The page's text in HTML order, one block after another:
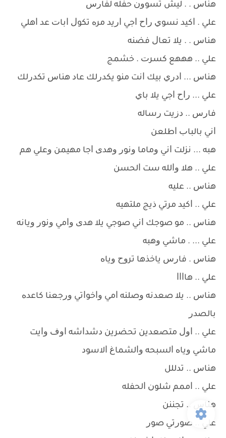
ﻫﻨﺎﺱ . . ﻟﻴﺶ ﺗﺴﻮﻭﻥ ﺣﻔﻠﻪ ﻟﻔﺎﺭﺱ
ﻋﻠﻲ . ﺍﻛﻴﺪ ﻧﺴﻮﻱ ﺭﺍﺡ ﺍﺟﻲ ﺍﺭﻳﺪ ﻣﺮﻩ ﺗﻜﻮﻝ ﺍﺑﺎﺕ ﻋﺪ ﺍﻫﻠﻲ
ﻫﻨﺎﺱ . . ﻳﻼ ﺗﻌﺎﻝ ﻓﻀﻨﻪ
ﻋﻠﻲ .. ﻫﻬﻬﻊ ﻛﺴﺮﺕ . ﺧﺸﻤﺞ
ﻫﻨﺎﺱ ... ﺍﺩﺭﻱ ﺑﻴﻚ ﺍﻧﺖ ﻣﻨﻮ ﻳﻜﺪﺭﻟﻚ ﻋﺎﺩ ﻫﻨﺎﺱ ﺗﻜﺪﺭﻟﻚ
ﻋﻠﻲ ... ﺭﺍﺡ ﺍﺟﻲ ﻳﻼ ﺑﺎﻱ
ﻓﺎﺭﺱ .. ﺩﺯﻳﺖ ﺭﺳﺎﻟﻪ
ﺍﻧﻲ ﺑﺎﻟﺒﺎﺏ ﺍﻃﻠﻌﻦ
ﻫﺒﻪ ... ﻧﺰﻟﺖ ﺍﻧﻲ ﻭﻣﺎﻣﺎ ﻭﻧﻮﺭ ﻭﻫﺪﻯ ﺍﺟﺎ ﻣﻬﻴﻤﻦ ﻭﻋﻠﻲ ﻫﻢ
ﻋﻠﻲ .. ﻫﻼ ﻭﺍﻟﻠﻪ ﺳﺖ ﺍﻟﺤﺴﻦ
ﻫﻨﺎﺱ .. ﻋﻠﻴﻪ
ﻋﻠﻲ .. ﺍﻛﻴﺪ ﻣﺮﺗﻲ ﺫﻳﺞ ﻣﻠﺘﻬﻴﻪ
ﻫﻨﺎﺱ .. ﻣﻮ ﺻﻮﺟﻚ ﺍﻧﻲ ﺻﻮﺟﻲ ﻳﻼ ﻫﺪﻯ ﻭﺍﻣﻲ ﻭﻧﻮﺭ ﻭﻳﺎﻧﻪ
ﻋﻠﻲ ... . ﻣﺎﺷﻲ ﻭﻫﺒﻪ
ﻫﻨﺎﺱ . ﻓﺎﺭﺱ ﻳﺎﺧﺬﻫﺎ ﺗﺮﻭﺡ ﻭﻳﺎﻩ
ﻋﻠﻲ .. ﻫﺎﺍﺍﺍ
ﻫﻨﺎﺱ .. ﻳﻼ ﺻﻌﺪﻧﻪ ﻭﺻﻠﻨﻪ ﺍﻣﻲ ﻭﺍﺧﻮﺍﺗﻲ ﻭﺭﺟﻌﻨﺎ ﻛﺎﻋﺪﻩ
ﺑﺎﻟﺼﺪﺭ
ﻋﻠﻲ .. ﺍﻭﻝ ﻣﺘﺼﻌﺪﻳﻦ ﺗﺤﻀﺮﻳﻦ ﺩﺷﺪﺍﺷﻪ ﺍﻭﻑ ﻭﺍﻳﺖ
ﻣﺎﺷﻲ ﻭﻳﺎﻩ ﺍﻟﺴﺒﺤﻪ ﻭﺍﻟﺸﻤﺎﻍ ﺍﻻﺳﻮﺩ
ﻫﻨﺎﺱ .. ﺗﺪﻟﻠﻞ
ﻋﻠﻲ .. ﺍﻣﻤﻢ ﺷﻠﻮﻥ ﺍﻟﺤﻔﻠﻪ
ﻫﻨﺎﺱ .. ﺗﺠﻨﻨﻦ
ﻋﻠﻲ .. ﺻﻮﺭﺗﻲ ﺻﻮﺭ